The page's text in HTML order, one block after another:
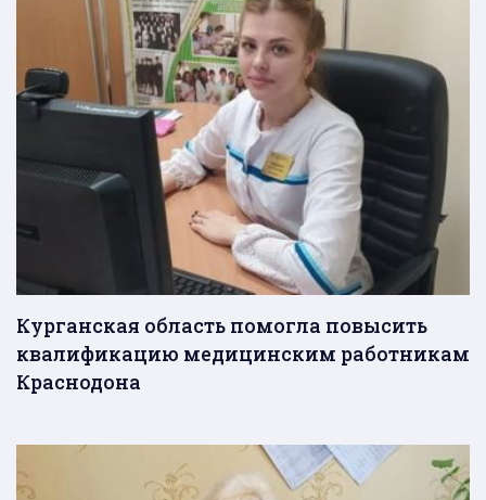
Курганская область помогла повысить
квалификацию медицинским работникам
Краснодона